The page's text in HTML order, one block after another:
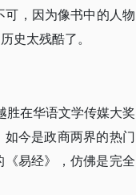
，因为像书中的人物
史太残酷了。
胜在华语文学传媒大奖
今是政商两界的热门
易经》，仿佛是完全